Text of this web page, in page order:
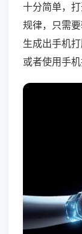
十分简单，
规律，只需
生成出手机
或者使用手